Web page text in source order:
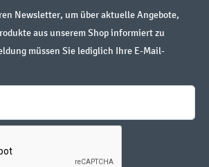
Newsletter, um über aktuelle Angebote,
aus unserem Shop informiert zu
müssen Sie lediglich Ihre E-Mail-